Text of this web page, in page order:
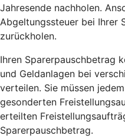
Jahresende nachholen.
Abgeltungssteuer bei Ihrer
zurückholen.
Ihren Sparerpauschbetrag
und Geldanlagen bei
verteilen. Sie müssen
gesonderten
erteilten
Sparerpauschbetrag.